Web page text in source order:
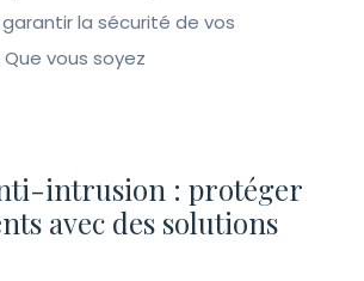
la sécurité de vos
vous soyez
intrusion : protéger
avec des solutions